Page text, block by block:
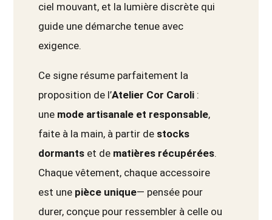
ciel mouvant, et la lumière discrète qui
guide une démarche tenue avec
exigence.
Ce signe résume parfaitement la
proposition de l’Atelier Cor Caroli:
une mode artisanale et responsable,
faite à la main, à partir de stocks
dormantset de matières récupérées.
Chaque vêtement, chaque accessoire
est une pièce unique— pensée pour
durer, conçue pour ressembler à celle ou